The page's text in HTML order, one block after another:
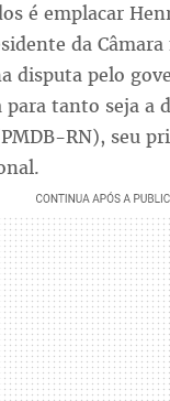
é emplacar
da
disputa pelo
tanto seja a
RN), seu